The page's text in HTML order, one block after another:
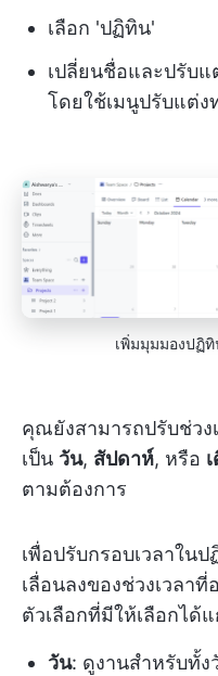
เลือก 'ปฏิทิน'
เปลี่ยนชื่อและปรับ
โดยใช้เมนูปรับแต่ง
เพิ่มมุมมองปฏิ
คุณยังสามารถปรับช่ว
เป็น วัน, สัปดาห์, หรือ
ตามต้องการ
เพื่อปรับกรอบเวลาใน
เลื่อนลงของช่วงเวลา
ตัวเลือกที่มีให้เลือกได้
วัน: ดูงานสำหรับทั้ง